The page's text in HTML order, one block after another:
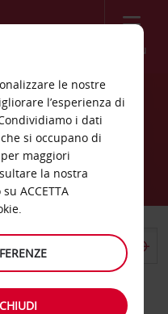
Menù
H
diversa
le nostre
l’esperienza di
i dati
si occupano di
maggiori
la nostra
ACCETTA